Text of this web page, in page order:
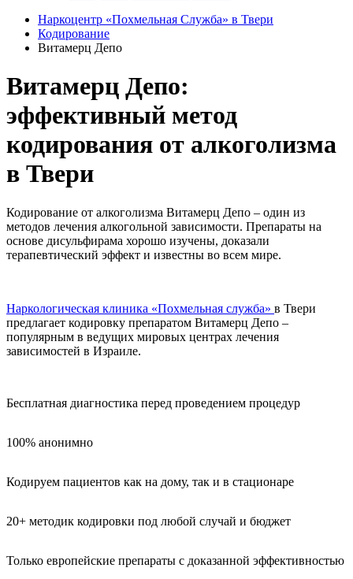
Наркоцентр «Похмельная Служба» в Твери
Кодирование
Витамерц Депо
Витамерц Депо:
эффективный метод
кодирования от алкоголизма
в Твери
Кодирование от алкоголизма Витамерц Депо – один из
методов лечения алкогольной зависимости. Препараты на
основе дисульфирама хорошо изучены, доказали
терапевтический эффект и известны во всем мире.
Наркологическая клиника «Похмельная служба» в Твери
предлагает кодировку препаратом Витамерц Депо –
популярным в ведущих мировых центрах лечения
зависимостей в Израиле.
Бесплатная диагностика перед проведением процедур
100% анонимно
Кодируем пациентов как на дому, так и в стационаре
20+ методик кодировки под любой случай и бюджет
Только европейские препараты с доказанной эффективностью